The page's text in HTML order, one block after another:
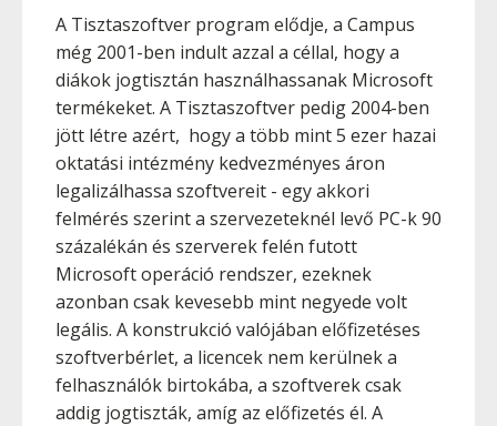
A Tisztaszoftver program elődje, a Campus
még 2001-ben indult azzal a céllal, hogy a
diákok jogtisztán használhassanak Microsoft
termékeket. A Tisztaszoftver pedig 2004-ben
jött létre azért, hogy a több mint 5 ezer hazai
oktatási intézmény kedvezményes áron
legalizálhassa szoftvereit - egy akkori
felmérés szerint a szervezeteknél levő PC-k 90
százalékán és szerverek felén futott
Microsoft operáció rendszer, ezeknek
azonban csak kevesebb mint negyede volt
legális. A konstrukció valójában előfizetéses
szoftverbérlet, a licencek nem kerülnek a
felhasználók birtokába, a szoftverek csak
addig jogtiszták, amíg az előfizetés él. A